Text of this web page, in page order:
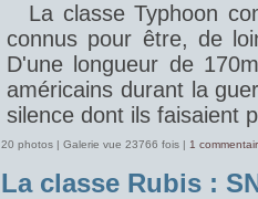
La classe Typhoon
connus pour être, de
D'une longueur de
américains durant la
silence dont ils faisaient
20 photos | Galerie vue 23766 fois | 1
La classe Rubis :